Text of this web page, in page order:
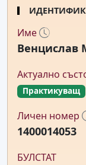
Име
Венцислав
Актуално
Практикуващ
Личен номер
1400014053
БУЛСТАТ